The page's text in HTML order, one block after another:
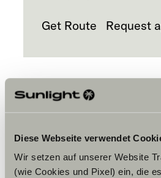
Diese Webseite verwendet
Wir setzen auf unserer Website
(wie Cookies und Pixel) ein, die
Get Route Request
cookies to use